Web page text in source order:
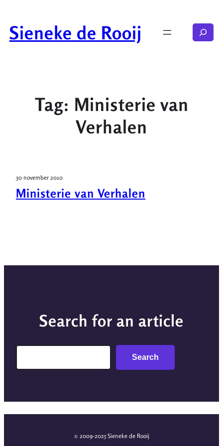
naar
deSieneke de Rooij Zoeken
Tag: Ministerie van
Verhalen
30 november 2010
Ministerie van Verhalen
Search for an article
Search
© 2009-2025 Sieneke de Rooij